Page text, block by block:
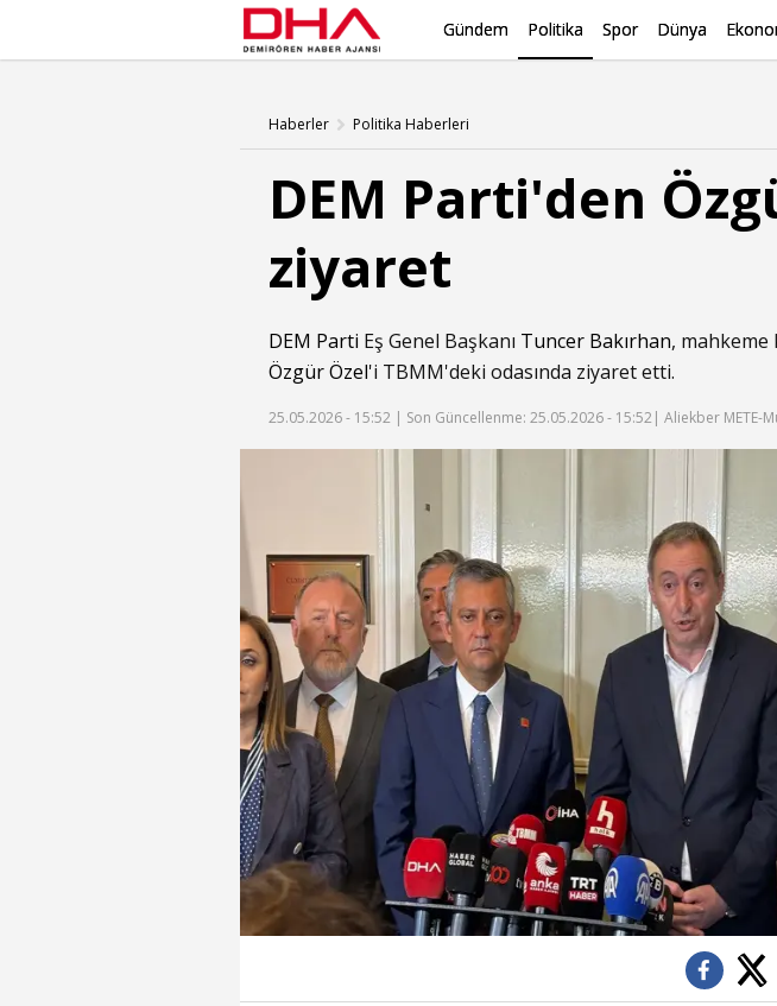
Gündem Politika Spor Dünya
Haberler Politika Haberleri
DEM Parti'den
ziyaret
DEM Parti Eş Genel Başkanı Tuncer Bakırhan, mahkeme
Özgür Özel'i TBMM'deki odasında ziyaret etti.
25.05.2026 - 15:52 | Son Güncellenme: 25.05.2026 - 15:52 | Aliekber METE-